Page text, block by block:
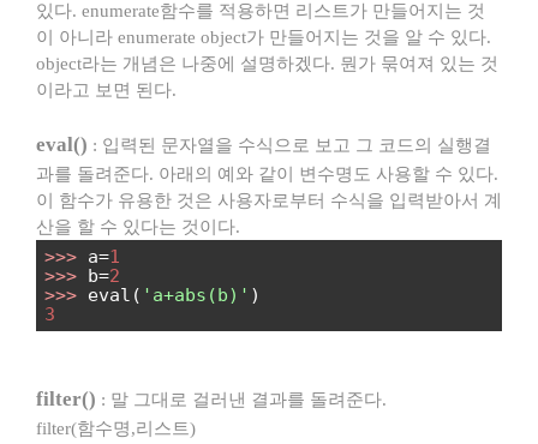
있다. enumerate함수를 적용하면 리스트가 만들어지는 것
이 아니라 enumerate object가 만들어지는 것을 알 수 있다.
object라는 개념은 나중에 설명하겠다. 뭔가 묶여져 있는 것
이라고 보면 된다.
eval() : 입력된 문자열을 수식으로 보고 그 코드의 실행결
과를 돌려준다. 아래의 예와 같이 변수명도 사용할 수 있다.
이 함수가 유용한 것은 사용자로부터 수식을 입력받아서 계
산을 할 수 있다는 것이다.
>>> a=1
>>> b=2
>>> eval( 'a+abs(b)' )
3
filter() : 말 그대로 걸러낸 결과를 돌려준다.
filter(함수명,리스트)